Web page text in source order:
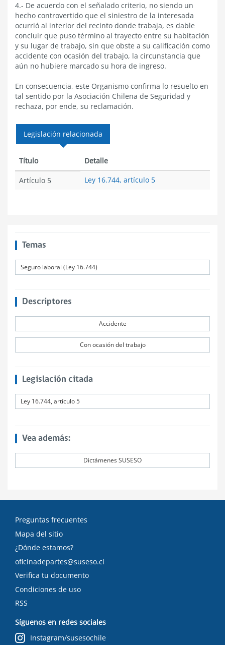
4.- De acuerdo con el señalado criterio, no siendo un
hecho controvertido que el siniestro de la interesada
ocurrió al interior del recinto donde trabaja, es dable
concluir que puso término al trayecto entre su habitación
y su lugar de trabajo, sin que obste a su calificación como
accidente con ocasión del trabajo, la circunstancia que
aún no hubiere marcado su hora de ingreso.
En consecuencia, este Organismo confirma lo resuelto en
tal sentido por la Asociación Chilena de Seguridad y
rechaza, por ende, su reclamación.
Legislación relacionada
Título Detalle
Artículo 5 Ley 16.744, artículo 5
Temas
Seguro laboral (Ley 16.744)
Descriptores
Accidente
Con ocasión del trabajo
Legislación citada
Ley 16.744, artículo 5
Vea además:
Dictámenes SUSESO
Preguntas frecuentes
Mapa del sitio
¿Dónde estamos?
oficinadepartes@suseso.cl
Verifica tu documento
Condiciones de uso
RSS
Síguenos en redes sociales
Instagram/susesochile